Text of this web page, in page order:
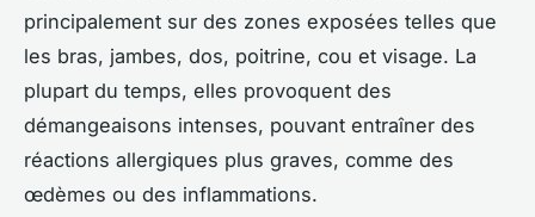
principalement sur des zones exposées telles que
les bras, jambes, dos, poitrine, cou et visage. La
plupart du temps, elles provoquent des
démangeaisons intenses, pouvant entraîner des
réactions allergiques plus graves, comme des
œdèmes ou des inflammations.